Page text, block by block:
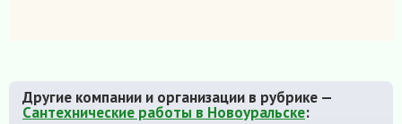
Другие компании и организации в рубрике —
Сантехнические работы в Новоуральске: